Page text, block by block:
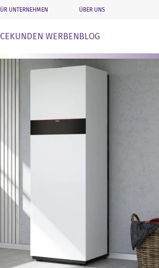
UNTERNEHMEN ÜBER UNS
KUNDEN WERBENBLOG